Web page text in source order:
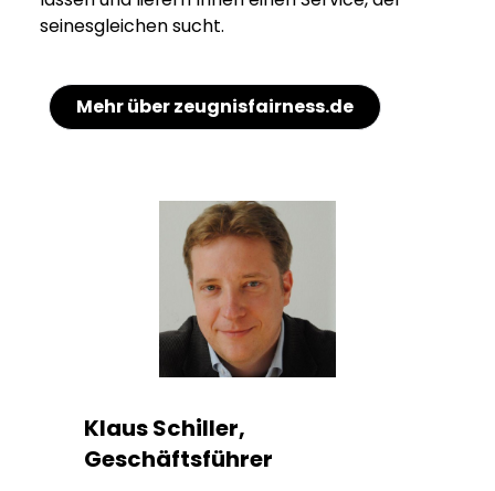
seinesgleichen sucht.
Mehr über zeugnisfairness.de
Klaus Schiller,
Geschäftsführer